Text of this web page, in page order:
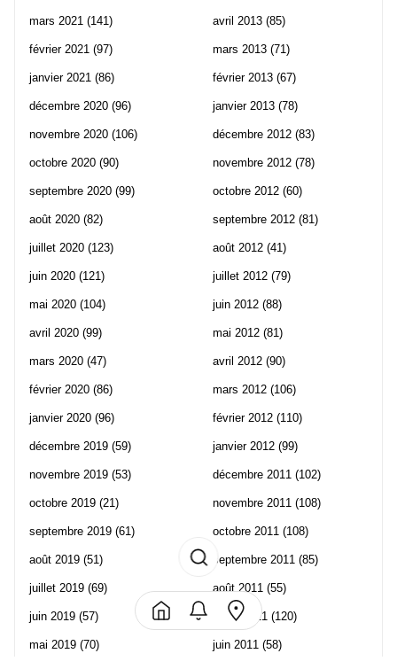
mars 2021 (141)
février 2021 (97)
janvier 2021 (86)
décembre 2020 (96)
novembre 2020 (106)
octobre 2020 (90)
septembre 2020 (99)
août 2020 (82)
juillet 2020 (123)
juin 2020 (121)
mai 2020 (104)
avril 2020 (99)
mars 2020 (47)
février 2020 (86)
janvier 2020 (96)
décembre 2019 (59)
novembre 2019 (53)
octobre 2019 (21)
septembre 2019 (61)
août 2019 (51)
juillet 2019 (69)
juin 2019 (57)
mai 2019 (70)
avril 2013 (85)
mars 2013 (71)
février 2013 (67)
janvier 2013 (78)
décembre 2012 (83)
novembre 2012 (78)
octobre 2012 (60)
septembre 2012 (81)
août 2012 (41)
juillet 2012 (79)
juin 2012 (88)
mai 2012 (81)
avril 2012 (90)
mars 2012 (106)
février 2012 (110)
janvier 2012 (99)
décembre 2011 (102)
novembre 2011 (108)
octobre 2011 (108)
septembre 2011 (85)
août 2011 (55)
juillet 2011 (120)
juin 2011 (58)